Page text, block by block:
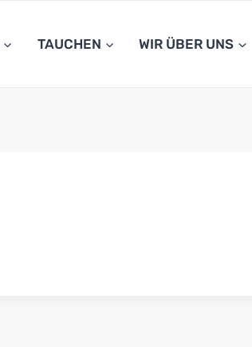
TAUCHEN WIR ÜBER UNS